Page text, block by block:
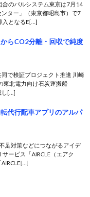
合のパルシステム東京は7月14
ター」（東京都昭島市）で7
入となるE[…]
らCO2分離・回収で純度
で検証プロジェクト推進 川崎
東北電力向け石炭運搬船
し[…]
代行配車アプリのアルパ
足対策などにつながるアイデ
ービス「AIRCLE（エアク